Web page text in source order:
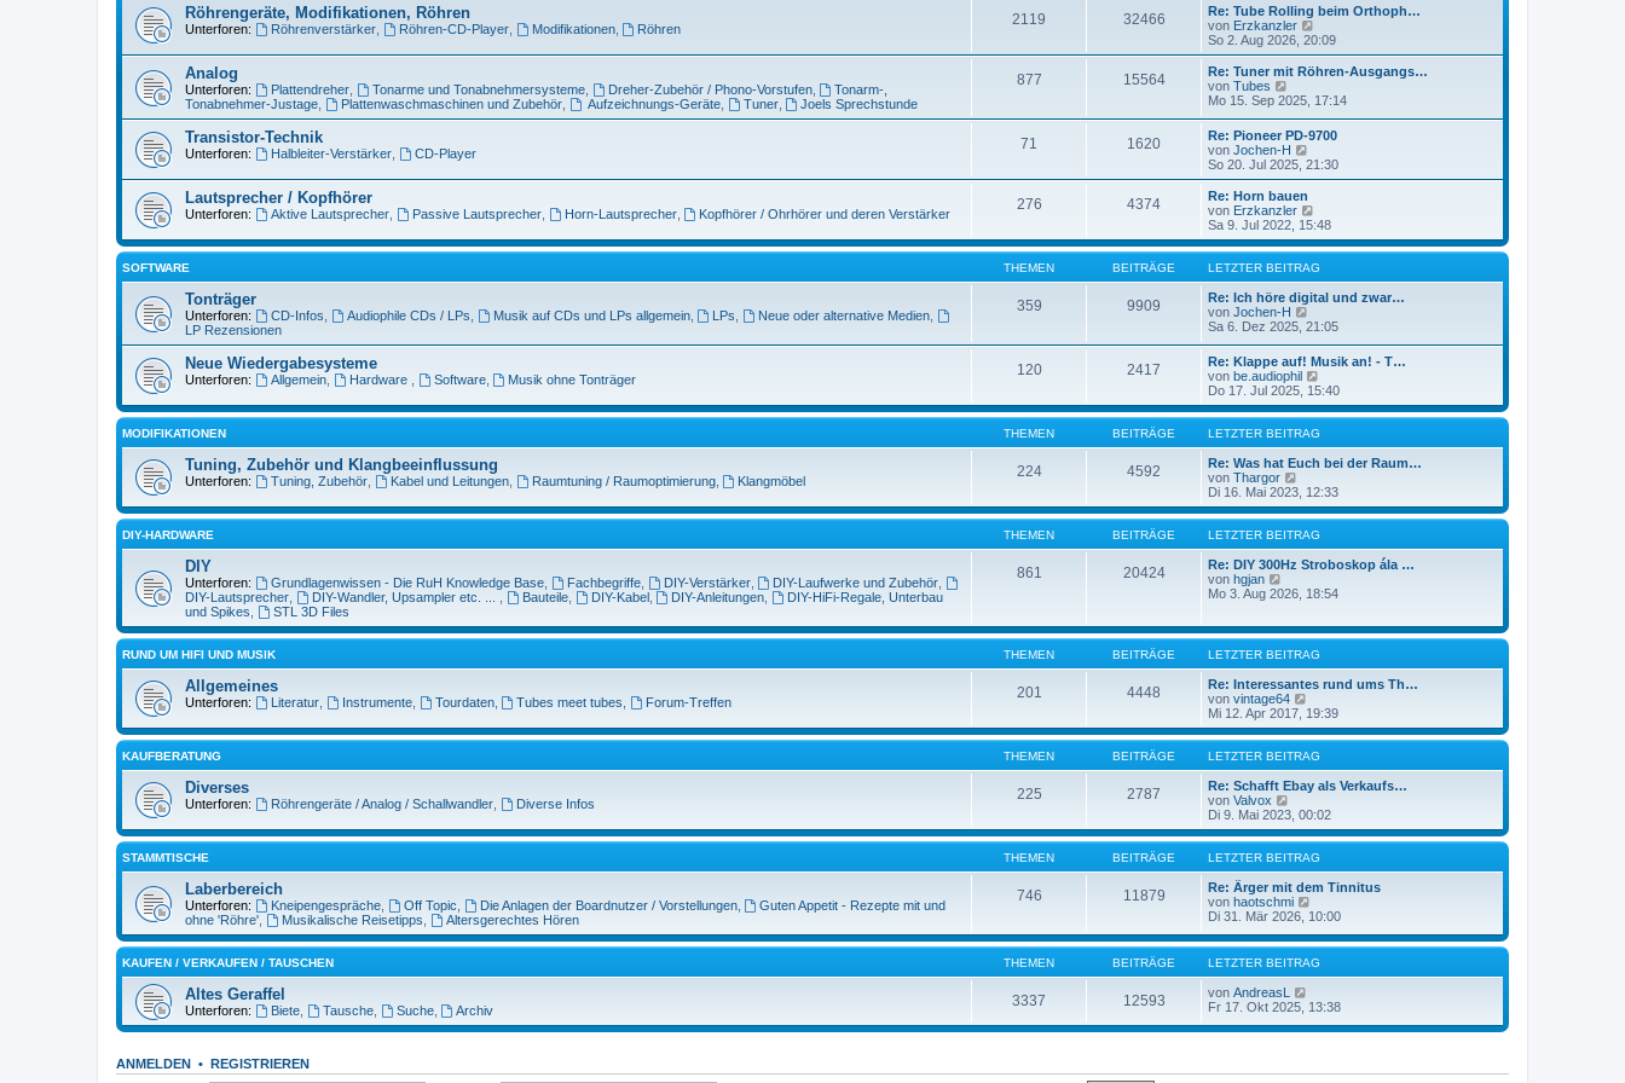
a
g
e
r
B
e
i
a
g
Röhrengeräte, Modifikationen, Röhren
Unterforen: Röhrenverstärker, Röhren-CD-Player, Modifikationen, Röhren
2119 32466
Re: Tube Rolling beim Orthoph…
von Erzkanzler
e
u
e
t
r
B
i
t
g
So 2. Aug 2026, 20:09
Analog
Unterforen: Plattendreher, Tonarme und Tonabnehmersysteme, Dreher-Zubehör / Phono-Vorstufen,
Tonarm-,
Tonabnehmer-Justage
Plattenwaschmaschinen und Zubehör, Aufzeichnungs-Geräte, Tuner, Joels Sprechstunde
877 15564
Re: Tuner mit Röhren-Ausgangs…
von Tubes
e
e
s
t
e
r
B
e
i
t
r
a
g
Mo 15. Sep 2025, 17:14
Transistor-Technik
Unterforen: Halbleiter-Verstärker, CD-Player
71 1620
Re: Pioneer PD-9700
von Jochen-H
e
u
s
t
r
B
e
i
r
g
So 20. Jul 2025, 21:30
Lautsprecher / Kopfhörer
Unterforen: Aktive Lautsprecher, Passive Lautsprecher, Horn-Lautsprecher, Kopfhörer / Ohrhörer und deren Verstärker
276 4374
Re: Horn bauen
von Erzkanzler
e
u
e
s
t
e
B
t
r
a
g
Sa 9. Jul 2022, 15:48
SOFTWARE THEMEN BEITRÄGE LETZTER BEITRAG
Tonträger
Unterforen: CD-Infos Audiophile CDs / LPs Musik auf CDs und LPs allgemein, LPs Neue oder alternative Medien
LP Rezensionen
359 9909
Re: Ich höre digital und zwar…
von Jochen-H
e
e
s
t
e
r
B
e
t
r
a
g
Sa 6. Dez 2025, 21:05
Neue Wiedergabesysteme
Unterforen: Allgemein, Hardware Software, Musik ohne Tonträger
120 2417
Re: Klappe auf! Musik an! - T…
von be.audiophil
e
u
e
t
e
B
e
i
r
a
Do 17. Jul 2025, 15:40
MODIFIKATIONEN THEMEN BEITRÄGE LETZTER BEITRAG
Tuning, Zubehör und Klangbeeinflussung
Unterforen: Tuning, Zubehör, Kabel und Leitungen, Raumtuning / Raumoptimierung, Klangmöbel
224 4592
Re: Was hat Euch bei der Raum…
von Thargor
e
u
e
s
t
e
B
t
r
g
Di 16. Mai 2023, 12:33
DIY-HARDWARE THEMEN BEITRÄGE LETZTER BEITRAG
DIY
Unterforen: Grundlagenwissen - Die RuH Knowledge Base, Fachbegriffe, DIY-Verstärker, DIY-Laufwerke und Zubehör
DIY-Lautsprecher
DIY-Wandler, Upsampler etc. ... Bauteile, DIY-Kabel, DIY-Anleitungen
DIY-HiFi-Regale, Unterbau
und Spikes
STL 3D Files
861 20424
Re: DIY 300Hz Stroboskop ála …
von hgjan
e
s
t
r
B
e
i
t
r
g
Mo 3. Aug 2026, 18:54
RUND UM HIFI UND MUSIK THEMEN BEITRÄGE LETZTER BEITRAG
Allgemeines
Unterforen: Literatur, Instrumente, Tourdaten, Tubes meet tubes Forum-Treffen
201 4448
Re: Interessantes rund ums Th…
von vintage64
e
u
e
s
t
e
B
e
i
t
r
a
g
Mi 12. Apr 2017, 19:39
KAUFBERATUNG THEMEN BEITRÄGE LETZTER BEITRAG
Diverses
Unterforen: Röhrengeräte / Analog / Schallwandler, Diverse Infos
225 2787
Re: Schafft Ebay als Verkaufs…
von Valvox
e
u
e
s
t
e
r
B
i
t
a
g
Di 9. Mai 2023, 00:02
STAMMTISCHE THEMEN BEITRÄGE LETZTER BEITRAG
Laberbereich
Unterforen: Kneipengespräche, Off Topic Die Anlagen der Boardnutzer / Vorstellungen,
Guten Appetit - Rezepte mit und
ohne 'Röhre'
Musikalische Reisetipps Altersgerechtes Hören
746 11879
Re: Ärger mit dem Tinnitus
von haotschmi
e
e
s
r
B
e
r
Di 31. Mär 2026, 10:00
KAUFEN / VERKAUFEN / TAUSCHEN THEMEN BEITRÄGE LETZTER BEITRAG
Altes Geraffel
Unterforen: Biete, Tausche, Suche, Archiv
3337 12593 von AndreasL
e
e
e
Fr 17. Okt 2025, 13:38
ANMELDEN • REGISTRIEREN